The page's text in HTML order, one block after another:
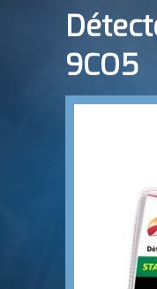
9CO5